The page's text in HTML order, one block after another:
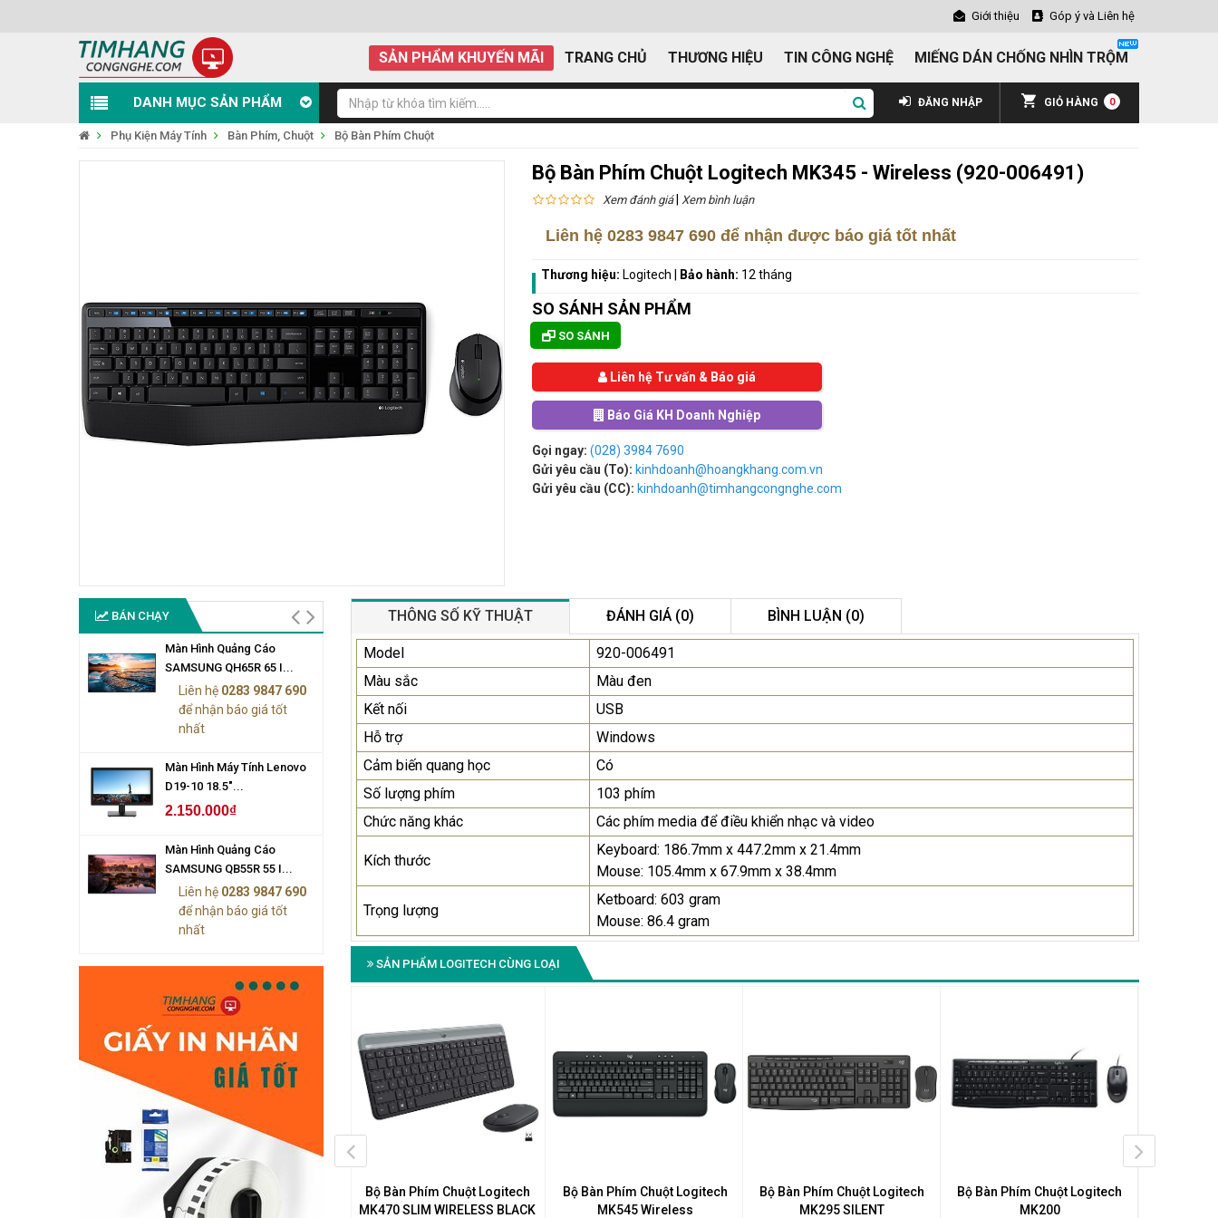
Giới thiệu Góp ý và Liên hệ
SẢN PHẨM KHUYẾN MÃI TRANG CHỦ THƯƠNG HIỆU TIN CÔNG NGHỆ MIẾNG DÁN CHỐNG NHÌN TRỘM
DANH MỤC SẢN PHẨM GIỎ HÀNG 0
ĐĂNG NHẬP
Phụ Kiện Máy Tính Bàn Phím, Chuột Bộ Bàn Phím Chuột
Bộ Bàn Phím Chuột Logitech MK345 - Wireless (920-006491)
Xem đánh giá| Xem bình luận
Liên hệ 0283 9847 690 để nhận được báo giá tốt nhất
Thương hiệu: Logitech Bảo hành: 12 tháng
SO SÁNH SẢN PHẨM
SO SÁNH
Liên hệ Tư vấn & Báo giá
Báo Giá KH Doanh Nghiệp
Gọi ngay: (028) 3984 7690
Gửi yêu cầu (To): kinhdoanh@hoangkhang.com.vn
Gửi yêu cầu (CC): kinhdoanh@timhangcongnghe.com
BÁN CHẠY
Màn Hình Quảng Cáo
SAMSUNG QH65R 65 I...
Liên hệ 0283 9847 690
để nhận báo giá tốt
nhất
Màn Hình Máy Tính Lenovo
D19-10 18.5"...
2.150.000₫
Màn Hình Quảng Cáo
SAMSUNG QB55R 55 I...
Liên hệ 0283 9847 690
để nhận báo giá tốt
nhất
Màn Hình Quảng Cáo
SAMSUNG QH65R 65 I...
nhất
2.150.000₫
Màn Hình Quảng Cáo
SAMSUNG QB55R 55 I...
Liên hệ
để nhận báo giá tốt
nhất
THÔNG SỐ KỸ THUẬT ĐÁNH GIÁ (0) BÌNH LUẬN (0)
Model
920-006491
Màu sắc
Màu đen
Kết nối
USB
Hỗ trợ
Windows
Cảm biến quang học
Có
Số lượng phím
103 phím
Chức năng khác
Các phím media để điều khiển nhạc và video
Kích thước
Keyboard: 186.7mm x 447.2mm x 21.4mm
Mouse: 105.4mm x 67.9mm x 38.4mm
Trọng lượng
Ketboard: 603 gram
Mouse: 86.4 gram
SẢN PHẨM LOGITECH CÙNG LOẠI
Bộ Bàn Phím Chuột Logitech
MK220
Bộ Bàn Phím Chuột Logitech
MK470 SLIM WIRELESS BLACK
Bộ Bàn Phím Chuột Logitech
MK545 Wireless
Bộ Bàn Phím Chuột Logitech
MK295 SILENT
Bộ Bàn Phím Chuột Logitech
MK200